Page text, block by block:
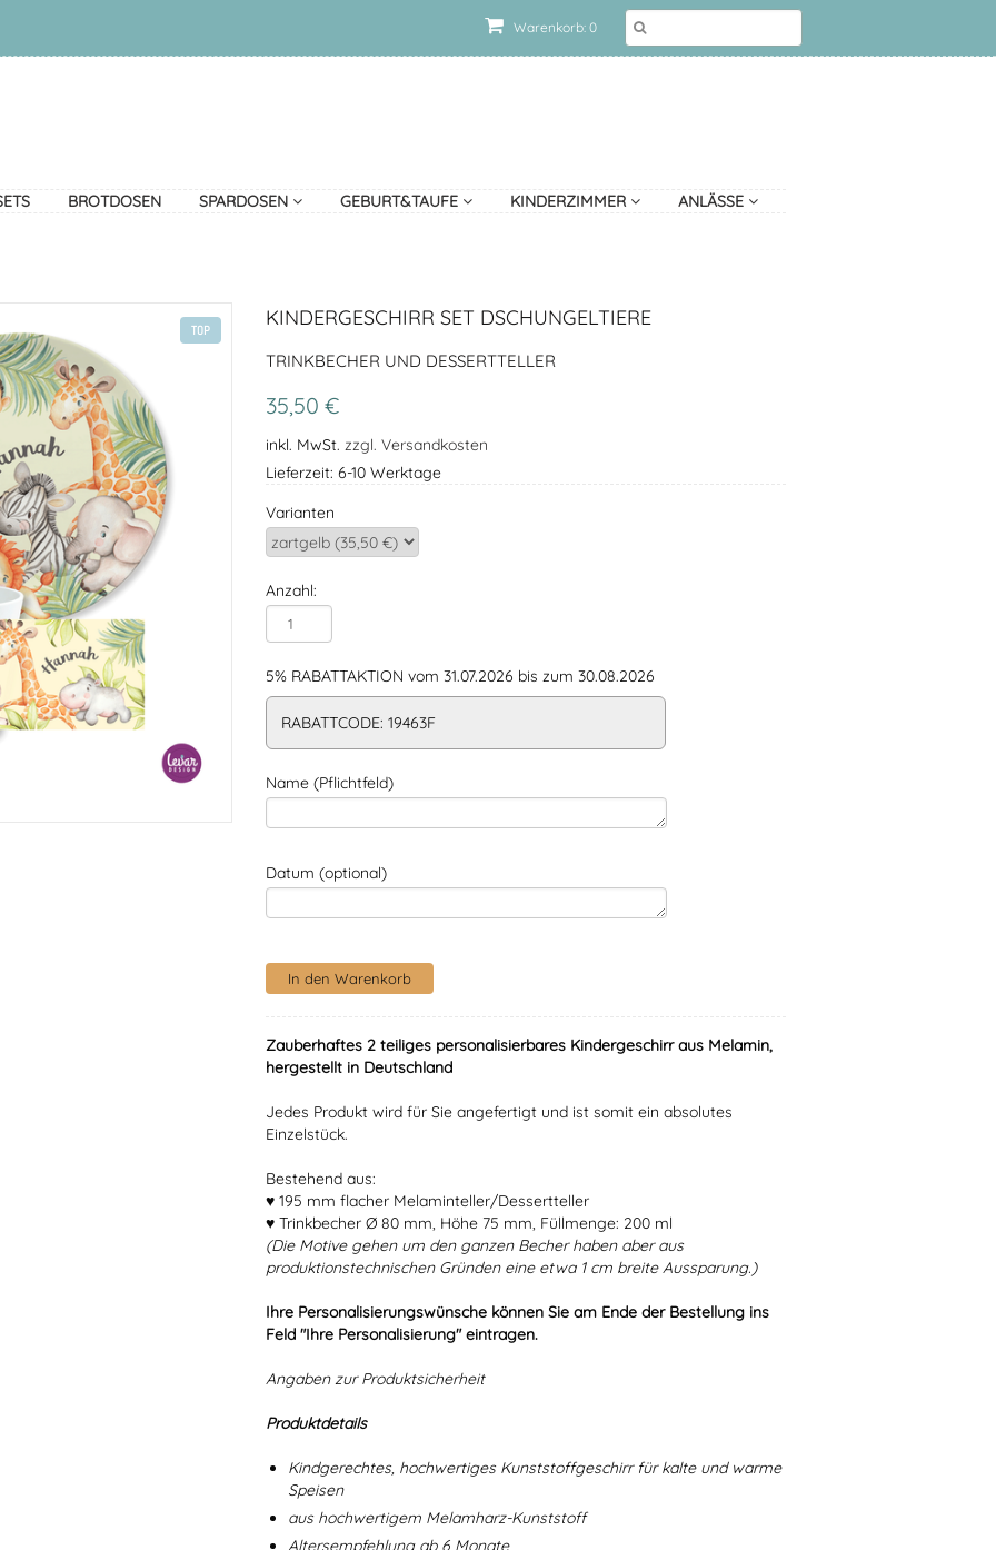
Warenkorb: 0
BROTDOSEN SPARDOSEN GEBURT&TAUFE KINDERZIMMER ANLÄSSE
TOP KINDERGESCHIRR SET DSCHUNGELTIERE
TRINKBECHER UND DESSERTTELLER
35,50 €
inkl. MwSt. zzgl. Versandkosten
Lieferzeit: 6-10 Werktage
Varianten
Anzahl:
5% RABATTAKTION vom 31.07.2026 bis zum 30.08.2026
RABATTCODE: 19463F
Name (Pflichtfeld)
Datum (optional)
Zauberhaftes 2 teiliges personalisierbares Kindergeschirr aus Melamin,
hergestellt in Deutschland
Jedes Produkt wird für Sie angefertigt und ist somit ein absolutes
Einzelstück.
Bestehend aus:
♥ 195 mm flacher Melaminteller/Dessertteller
♥ Trinkbecher Ø 80 mm, Höhe 75 mm, Füllmenge: 200 ml
(Die Motive gehen um den ganzen Becher haben aber aus
produktionstechnischen Gründen eine etwa 1 cm breite Aussparung.)
Ihre Personalisierungswünsche können Sie am Ende der Bestellung ins
Feld "Ihre Personalisierung" eintragen.
Angaben zur Produktsicherheit
Produktdetails
Kindgerechtes, hochwertiges Kunststoffgeschirr für kalte und warme
Speisen
aus hochwertigem Melamharz-Kunststoff
Altersempfehlung ab 6 Monate